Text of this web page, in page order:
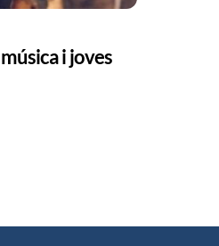
i joves